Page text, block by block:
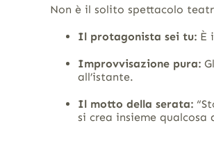
Non è il solito spettacolo
Il protagonista sei tu:È
Improvvisazione pura:
all’istante.
Il motto della serata:
si crea insieme